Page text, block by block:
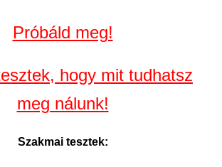
Próbáld meg!
hogy mit tudhatsz
meg nálunk!
Szakmai tesztek: